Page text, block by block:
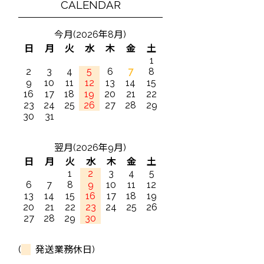
CALENDAR
今月(2026年8月)
日
月 火 水 木 金
土
1
2
3 4 5 6 7
8
9
10 11 12 13 14
15
16
17 18 19 20 21
22
23
24 25 26 27 28
29
30
31
翌月(2026年9月)
日
月 火 水 木 金
土
1
2 3 4
5
6
7 8 9 10 11
12
13
14 15 16 17 18
19
20
21 22 23 24 25
26
27
28 29 30
( 発送業務休日)